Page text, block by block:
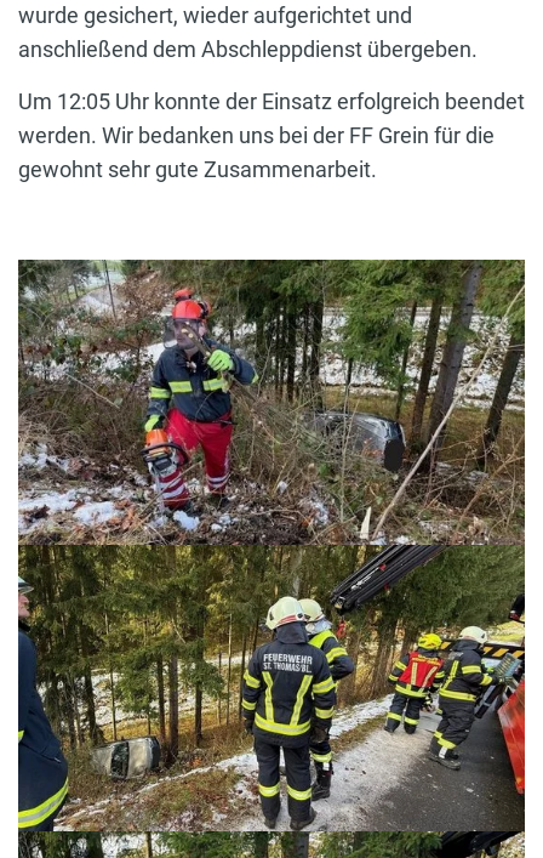
wurde gesichert, wieder aufgerichtet und
anschließend dem Abschleppdienst übergeben.
Um 12:05 Uhr konnte der Einsatz erfolgreich beendet
werden. Wir bedanken uns bei der FF Grein für die
gewohnt sehr gute Zusammenarbeit.